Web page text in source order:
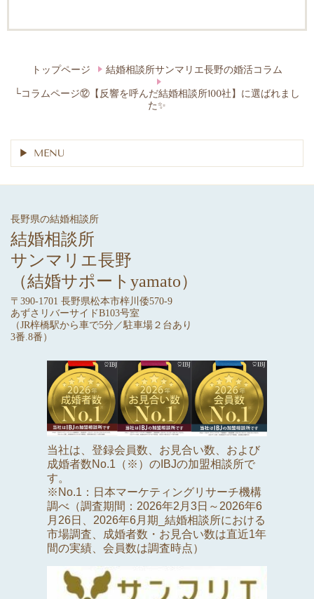
トップページ
結婚相談所サンマリエ長野の婚活コラム
└コラムページ⑫【反響を呼んだ結婚相談所100社】に選ばれまし
た✨
MENU
長野県の結婚相談所
結婚相談所
サンマリエ長野
（結婚サポートyamato）
〒390-1701 長野県松本市梓川倭570-9
あずさリバーサイドB103号室
（JR梓橋駅から車で5分／駐車場２台あり
3番.8番）
当社は、登録会員数、お見合い数、および
成婚者数No.1（※）のIBJの加盟相談所で
す。
※No.1：日本マーケティングリサーチ機構
調べ（調査期間：2026年2月3日～2026年6
月26日、2026年6月期_結婚相談所における
市場調査、成婚者数・お見合い数は直近1年
間の実績、会員数は調査時点）